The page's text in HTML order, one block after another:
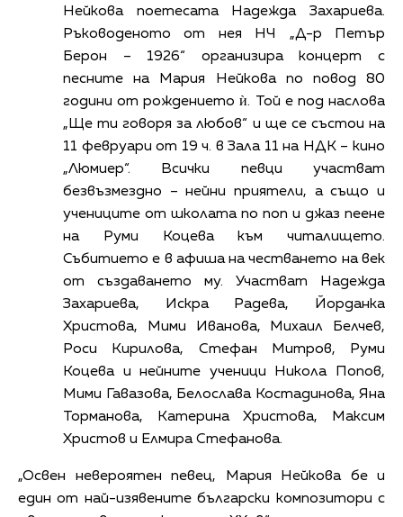
Нейкова поетесата Надежда Захариева.
Ръководеното от нея НЧ „Д-р Петър
Берон – 1926“ организира концерт с
песните на Мария Нейкова по повод 80
години от рождението ѝ. Той е под наслова
„Ще ти говоря за любов“ и ще се състои на
11 февруари от 19 ч. в Зала 11 на НДК – кино
„Люмиер“. Всички певци участват
безвъзмездно – нейни приятели, а също и
учениците от школата по поп и джаз пеене
на Руми Коцева към читалището.
Събитието е в афиша на честването на век
от създаването му. Участват Надежда
Захариева, Искра Радева, Йорданка
Христова, Мими Иванова, Михаил Белчев,
Роси Кирилова, Стефан Митров, Руми
Коцева и нейните ученици Никола Попов,
Мими Гавазова, Белослава Костадинова, Яна
Торманова, Катерина Христова, Максим
Христов и Елмира Стефанова.
„Освен невероятен певец, Мария Нейкова бе и
един от най-изявените български композитори с